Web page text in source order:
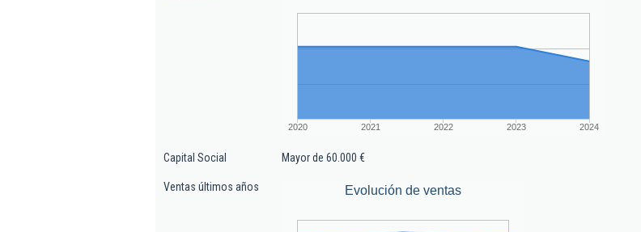
2020 2021 2022 2023 2024
Capital Social Mayor de 60.000 €
Ventas últimos años Evolución de ventas